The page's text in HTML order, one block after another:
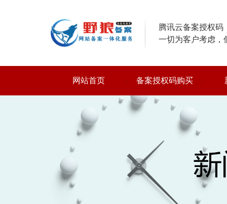
腾讯云备案授权
一切为客户考虑，
网站首页 备案授权码购买